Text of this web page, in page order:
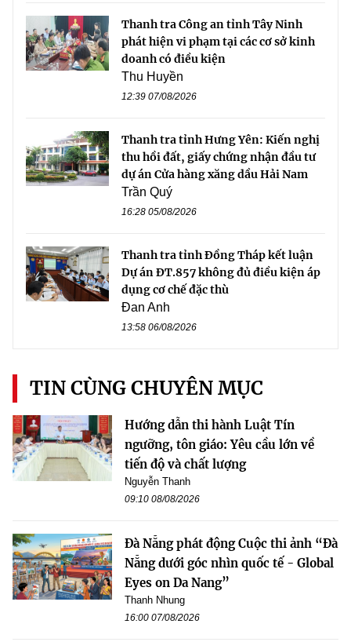
Thanh tra Công an tỉnh Tây Ninh
phát hiện vi phạm tại các cơ sở kinh
doanh có điều kiện
Thu Huyền
12:39 07/08/2026
Thanh tra tỉnh Hưng Yên: Kiến nghị
thu hồi đất, giấy chứng nhận đầu tư
dự án Cửa hàng xăng dầu Hải Nam
Trần Quý
16:28 05/08/2026
Thanh tra tỉnh Đồng Tháp kết luận
Dự án ĐT.857 không đủ điều kiện áp
dụng cơ chế đặc thù
Đan Anh
13:58 06/08/2026
TIN CÙNG CHUYÊN MỤC
Hướng dẫn thi hành Luật Tín
ngưỡng, tôn giáo: Yêu cầu lớn về
tiến độ và chất lượng
Nguyễn Thanh
09:10 08/08/2026
Đà Nẵng phát động Cuộc thi ảnh “Đà
Nẵng dưới góc nhìn quốc tế - Global
Eyes on Da Nang”
Thanh Nhung
16:00 07/08/2026